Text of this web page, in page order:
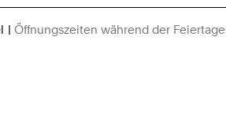
Öffnungszeiten während der Feiertage